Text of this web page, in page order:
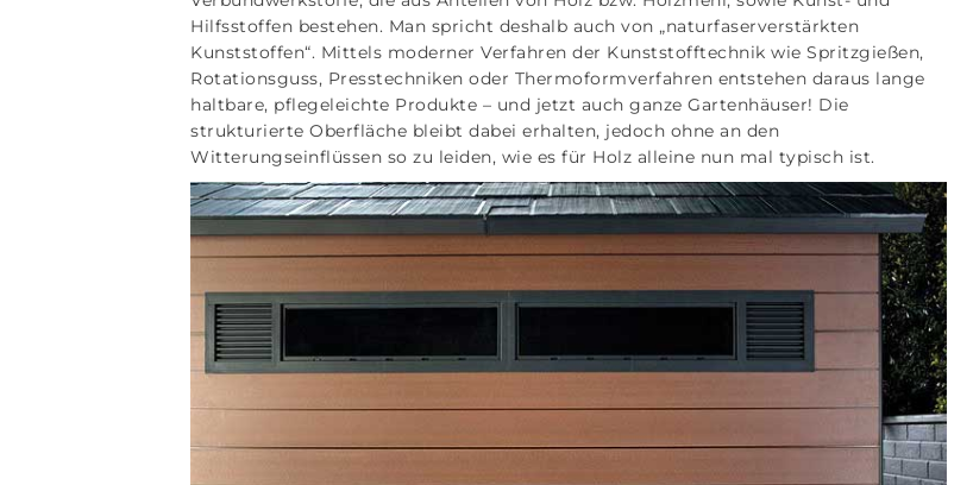
Hilfsstoffen bestehen. Man spricht deshalb auch von „naturfaserverstärkten
Kunststoffen“. Mittels moderner Verfahren der Kunststofftechnik wie Spritzgießen,
Rotationsguss, Presstechniken oder Thermoformverfahren entstehen daraus lange
haltbare, pflegeleichte Produkte – und jetzt auch ganze Gartenhäuser! Die
strukturierte Oberfläche bleibt dabei erhalten, jedoch ohne an den
Witterungseinflüssen so zu leiden, wie es für Holz alleine nun mal typisch ist.